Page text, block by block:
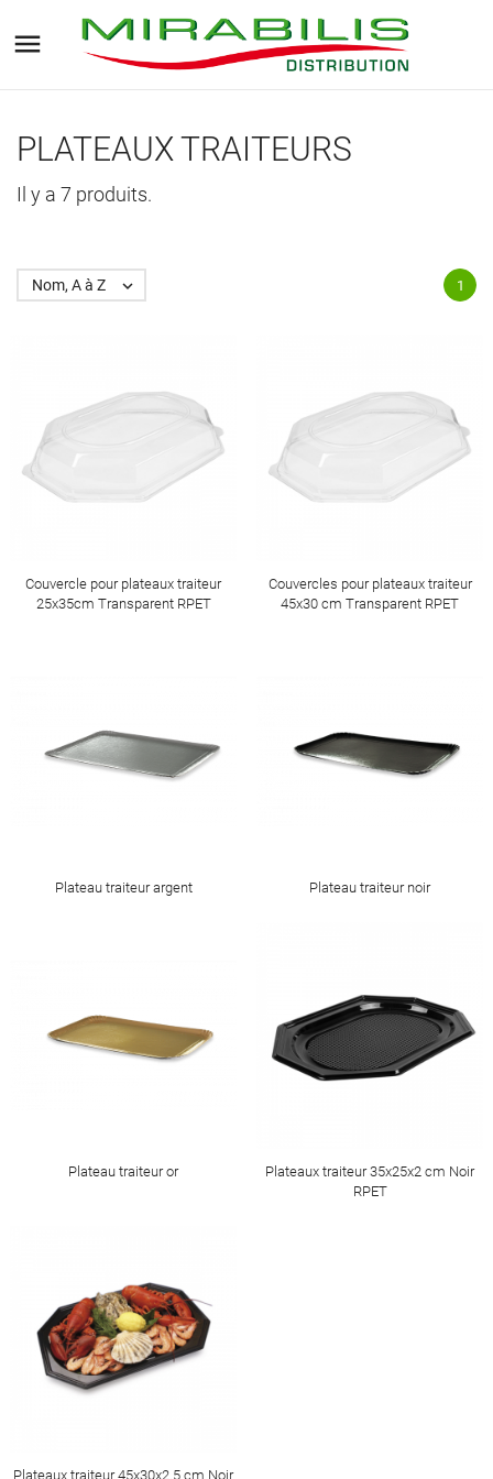

PLATEAUX TRAITEURS
Il y a 7 produits.
Nom, A à Z  1
Couvercle pour plateaux traiteur
25x35cm Transparent RPET
Couvercles pour plateaux traiteur
45x30 cm Transparent RPET
Plateau traiteur argent Plateau traiteur noir
Plateau traiteur or
Plateaux traiteur 35x25x2 cm Noir
RPET
Plateaux traiteur 45x30x2.5 cm Noir